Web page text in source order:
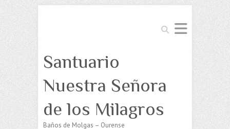
Buscar
Santuario
Nuestra Señora
de los Milagros
Baños de Molgas – Ourense